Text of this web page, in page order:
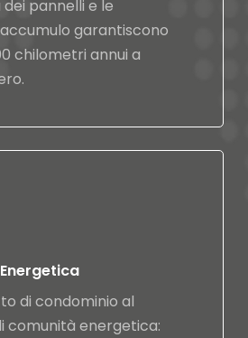
dei pannelli e le
garantiscono
chilometri annui a
di condominio al
comunità energetica: